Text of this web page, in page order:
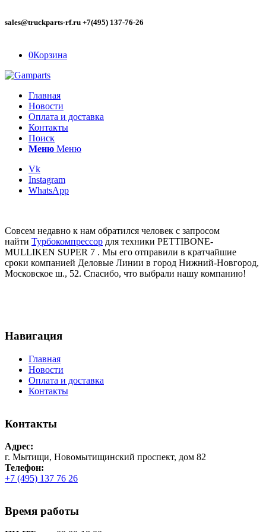
sales@truckparts-rf.ru +7(495) 137-76-26
0Корзина
Главная
Новости
Оплата и доставка
Контакты
Поиск
Меню Меню
Vk
Instagram
WhatsApp
Совсем недавно к нам обратился человек с запросом
найти Турбокомпрессор для техники PETTIBONE-
MULLIKEN SUPER 7 . Мы его отправили в кратчайшие
сроки компанией Деловые Линии в город Нижний-Новгород,
Московское ш., 52. Спасибо, что выбрали нашу компанию!
Навигация
Главная
Новости
Оплата и доставка
Контакты
Контакты
Адрес:
г. Мытищи, Новомытищинский проспект, дом 82
Телефон:
+7 (495) 137 76 26
Время работы